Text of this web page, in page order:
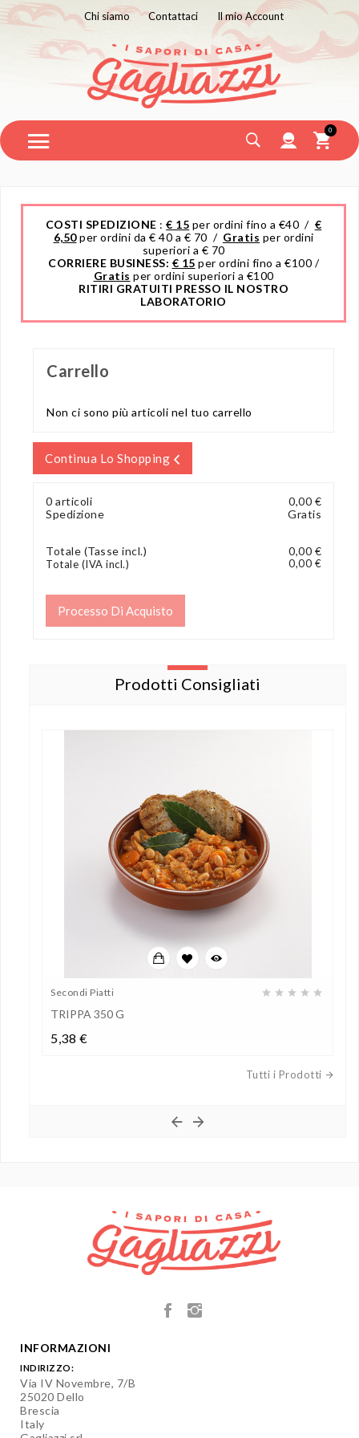
Chi siamo Contattaci Il mio Account
0
COSTI SPEDIZIONE :€ 15 per ordini fino a €40 / €
6,50per ordini da € 40 a € 70 / Gratis per ordini
superiori a € 70
CORRIERE BUSINESS: € 15 per ordini fino a €100 /
Gratis per ordini superiori a €100
RITIRI GRATUITI PRESSO IL NOSTRO
LABORATORIO
Carrello
Non ci sono più articoli nel tuo carrello
Continua Lo Shopping
0 articoli
0,00 €
Spedizione
Gratis
Totale (Tasse incl.) 0,00 €
Totale (IVA incl.) 0,00 €
Processo Di Acquisto
Prodotti Consigliati
Secondi Piatti
TRIPPA 350 G
5,38 €Prezzo
Tutti i Prodotti
INFORMAZIONI
INDIRIZZO:
Via IV Novembre, 7/B
25020 Dello
Brescia
Italy